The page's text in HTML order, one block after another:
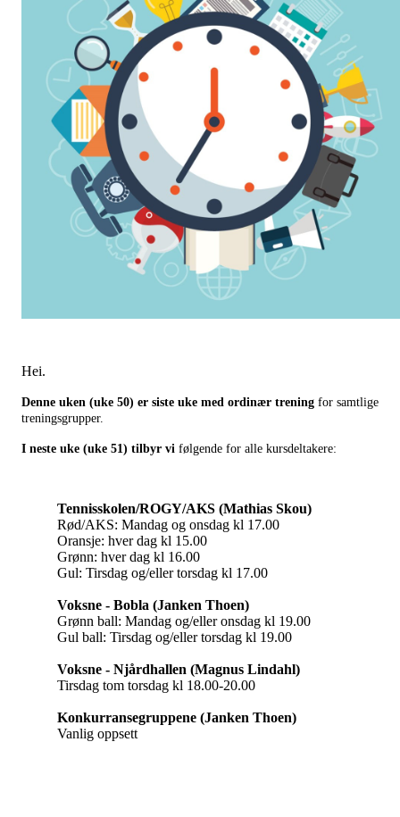
Hei.
Denne uken (uke 50) er siste uke med ordinær trening for samtlige
treningsgrupper.
I neste uke (uke 51) tilbyr vi følgende for alle kursdeltakere:
Tennisskolen/ROGY/AKS (Mathias Skou)
Rød/AKS: Mandag og onsdag kl 17.00
Oransje: hver dag kl 15.00
Grønn: hver dag kl 16.00
Gul: Tirsdag og/eller torsdag kl 17.00
Voksne - Bobla (Janken Thoen)
Grønn ball: Mandag og/eller onsdag kl 19.00
Gul ball: Tirsdag og/eller torsdag kl 19.00
Voksne - Njårdhallen (Magnus Lindahl)
Tirsdag tom torsdag kl 18.00-20.00
Konkurransegruppene (Janken Thoen)
Vanlig oppsett